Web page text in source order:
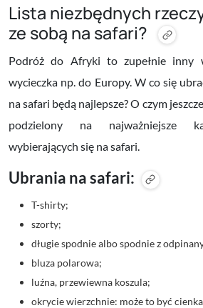
Lista niezbędnych
ze sobą na safari?
Podróż do Afryki to zupełnie inny
wycieczka np. do Europy. W co się
na safari będą najlepsze? O czym
podzielony na najważniejsze
wybierających się na safari.
Ubrania na safari:
T-shirty;
szorty;
długie spodnie albo spodnie z
bluza polarowa;
luźna, przewiewna koszula;
okrycie wierzchnie: może to być